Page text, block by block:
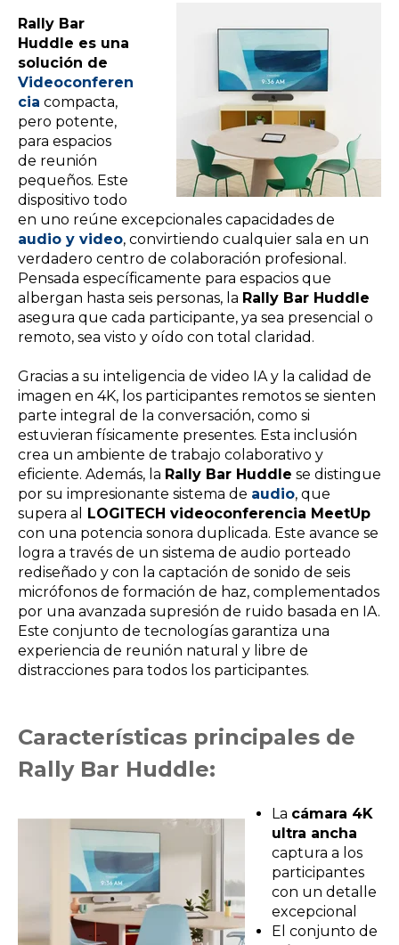
Rally Bar
Huddle es una
solución de
Videoconferen
cia compacta,
pero potente,
para espacios
de reunión
pequeños. Este
dispositivo todo
en uno reúne excepcionales capacidades de
audio y video, convirtiendo cualquier sala en un
verdadero centro de colaboración profesional.
Pensada específicamente para espacios que
albergan hasta seis personas, la Rally Bar Huddle
asegura que cada participante, ya sea presencial o
remoto, sea visto y oído con total claridad.
Gracias a su inteligencia de video IA y la calidad de
imagen en 4K, los participantes remotos se sienten
parte integral de la conversación, como si
estuvieran físicamente presentes. Esta inclusión
crea un ambiente de trabajo colaborativo y
eficiente. Además, la Rally Bar Huddle se distingue
por su impresionante sistema de audio, que
supera al
LOGITECH videoconferencia MeetUp
con una potencia sonora duplicada. Este avance se
logra a través de un sistema de audio porteado
rediseñado y con la captación de sonido de seis
micrófonos de formación de haz, complementados
por una avanzada supresión de ruido basada en IA.
Este conjunto de tecnologías garantiza una
experiencia de reunión natural y libre de
distracciones para todos los participantes.
Características principales de
Rally Bar Huddle:
La cámara 4K
ultra ancha
captura a los
participantes
con un detalle
excepcional
El conjunto de